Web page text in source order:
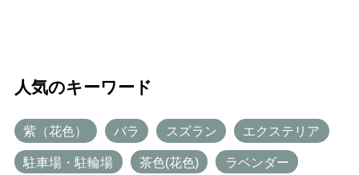
人気のキーワード
紫（花色） バラ スズラン エクステリア
駐車場・駐輪場 茶色(花色) ラベンダー